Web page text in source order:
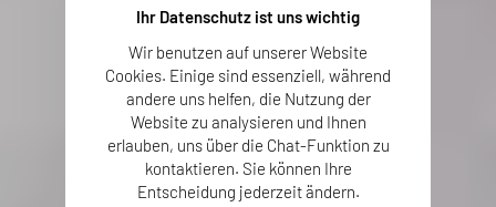
Ihr Datenschutz ist uns wichtig
Wir benutzen auf unserer Website
Cookies. Einige sind essenziell, während
andere uns helfen, die Nutzung der
Website zu analysieren und Ihnen
erlauben, uns über die Chat-Funktion zu
kontaktieren. Sie können Ihre
Entscheidung jederzeit ändern.